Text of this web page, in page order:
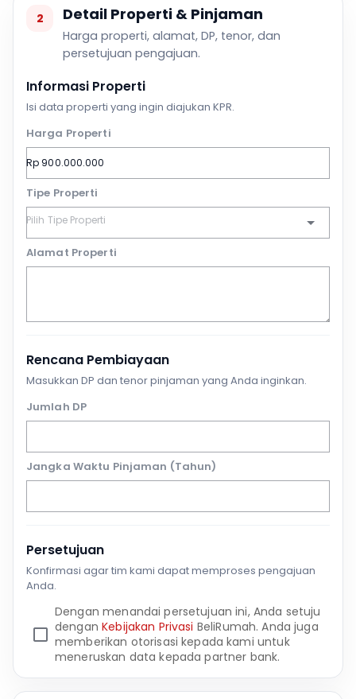
2 Detail Properti & Pinjaman
Harga properti, alamat, DP, tenor, dan
persetujuan pengajuan.
Informasi Properti
Isi data properti yang ingin diajukan KPR.
Harga Properti
Tipe Properti
Alamat Properti
Rencana Pembiayaan
Masukkan DP dan tenor pinjaman yang Anda inginkan.
Jumlah DP
Jangka Waktu Pinjaman (Tahun)
Persetujuan
Konfirmasi agar tim kami dapat memproses pengajuan
Anda.
Dengan menandai persetujuan ini, Anda setuju
denganKebijakan Privasi BeliRumah. Anda juga
memberikan otorisasi kepada kami untuk
meneruskan data kepada partner bank.